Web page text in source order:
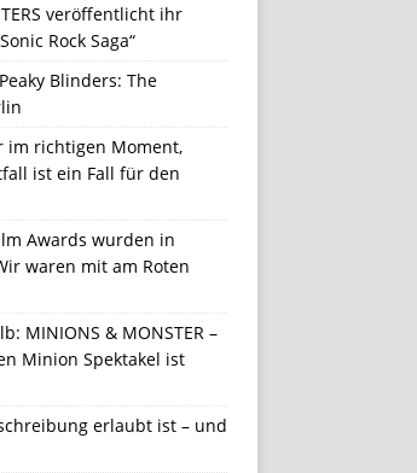
veröffentlicht ihr
Rock Saga“
Blinders: The
im richtigen Moment,
ist ein Fall für den
Awards wurden in
waren mit am Roten
MINIONS & MONSTER –
Minion Spektakel ist
erlaubt ist – und